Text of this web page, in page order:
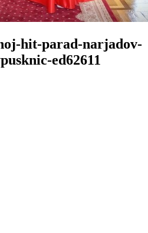
hit-parad-narjadov-
ed62611